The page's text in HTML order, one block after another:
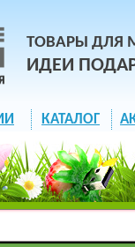
ТОВАРЫ ДЛЯ
ИДЕИ
КАТАЛОГ